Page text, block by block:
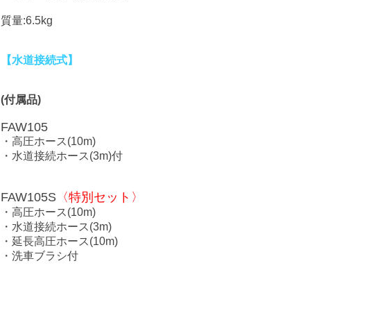
質量:6.5kg
【水道接続式】
(付属品)
FAW105
・高圧ホース(10m)
・水道接続ホース(3m)付
FAW105S 〈特別セット〉
・高圧ホース(10m)
・水道接続ホース(3m)
・延長高圧ホース(10m)
・洗車ブラシ付